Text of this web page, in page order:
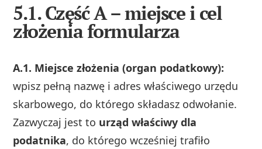
5.1. Część A – miejsce i cel
złożenia formularza
A.1. Miejsce złożenia (organ podatkowy):
wpisz pełną nazwę i adres właściwego urzędu
skarbowego, do którego składasz odwołanie.
Zazwyczaj jest to urząd właściwy dla
podatnika, do którego wcześniej trafiło